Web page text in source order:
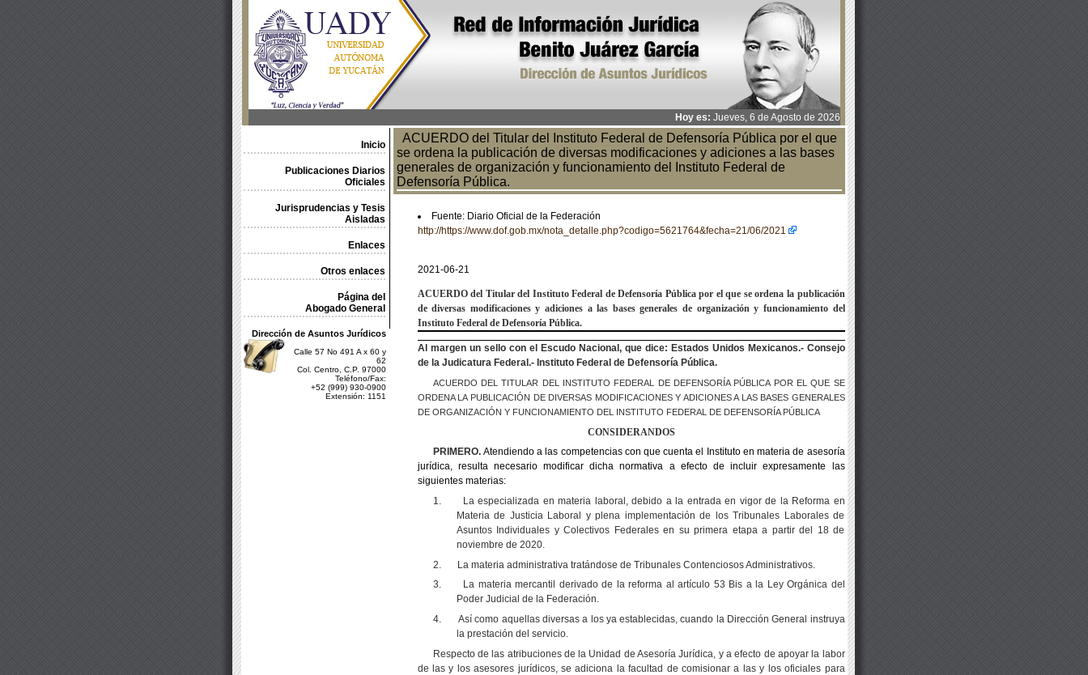
Hoy es: Jueves, 6 de Agosto de 2026
Inicio
Publicaciones Diarios
Oficiales
Jurisprudencias y Tesis
Aisladas
Enlaces
Otros enlaces
Página del
Abogado General
Dirección de Asuntos Jurídicos
Calle 57 No 491 A x 60 y
62
Col. Centro, C.P. 97000
Teléfono/Fax:
+52 (999) 930-0900
Extensión: 1151
ACUERDO del Titular del Instituto Federal de Defensoría Pública por el que
se ordena la publicación de diversas modificaciones y adiciones a las bases
generales de organización y funcionamiento del Instituto Federal de
Defensoría Pública.
Fuente: Diario Oficial de la Federación
http://https://www.dof.gob.mx/nota_detalle.php?codigo=5621764&fecha=21/06/2021
2021-06-21
ACUERDO del Titular del Instituto Federal de Defensoría Pública por el que se ordena la publicación
de diversas modificaciones y adiciones a las bases generales de organización y funcionamiento del
Instituto Federal de Defensoría Pública.
Al margen un sello con el Escudo Nacional, que dice: Estados Unidos Mexicanos.- Consejo
de la Judicatura Federal.- Instituto Federal de Defensoría Pública.
ACUERDO DEL TITULAR DEL INSTITUTO FEDERAL DE DEFENSORÍA PÚBLICA POR EL QUE SE
ORDENA LA PUBLICACIÓN DE DIVERSAS MODIFICACIONES Y ADICIONES A LAS BASES GENERALES
DE ORGANIZACIÓN Y FUNCIONAMIENTO DEL INSTITUTO FEDERAL DE DEFENSORÍA PÚBLICA
CONSIDERANDOS
PRIMERO. Atendiendo a las competencias con que cuenta el Instituto en materia de asesoría
jurídica, resulta necesario modificar dicha normativa a efecto de incluir expresamente las
siguientes materias:
1.
La especializada en materia laboral, debido a la entrada en vigor de la Reforma en
Materia de Justicia Laboral y plena implementación de los Tribunales Laborales de
Asuntos Individuales y Colectivos Federales en su primera etapa a partir del 18 de
noviembre de 2020.
2.
La materia administrativa tratándose de Tribunales Contenciosos Administrativos.
3.
La materia mercantil derivado de la reforma al artículo 53 Bis a la Ley Orgánica del
Poder Judicial de la Federación.
4.
Así como aquellas diversas a los ya establecidas, cuando la Dirección General instruya
la prestación del servicio.
Respecto de las atribuciones de la Unidad de Asesoría Jurídica, y a efecto de apoyar la labor
de las y los asesores jurídicos, se adiciona la facultad de comisionar a las y los oficiales para